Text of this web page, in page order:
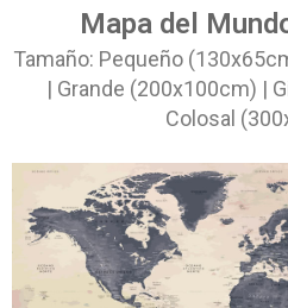
Mapa del
Tamaño: Pequeño
| Grande (200x100cm) |
Colosal